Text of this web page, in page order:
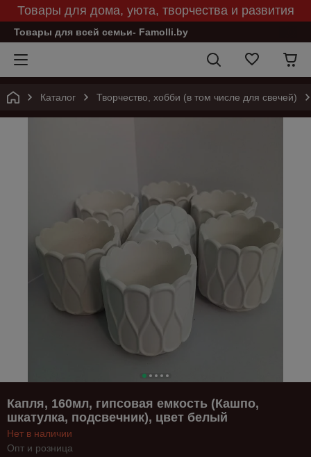
Товары для дома, уюта, творчества и развития
Товары для всей семьи- Famolli.by
Каталог Творчество, хобби (в том числе для свечей)
Капля, 160мл, гипсовая емкость (Кашпо,
шкатулка, подсвечник), цвет белый
Нет в наличии
Опт и розница